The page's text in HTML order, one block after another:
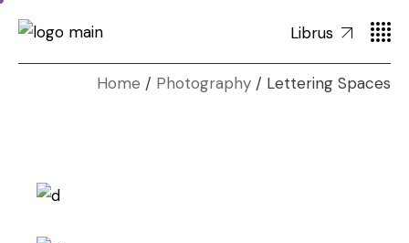
Librus
Home Photography Lettering Spaces